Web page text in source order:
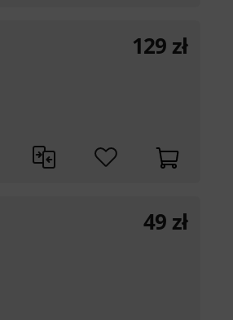
129 zł
49 zł